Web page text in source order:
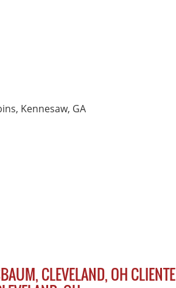
Kennesaw, GA
CLEVELAND, OH CLIENTE